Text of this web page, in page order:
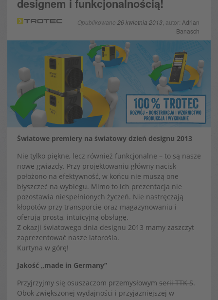
designem i funkcjonalnością!
Opublikowano 26 kwietnia 2013 , autor: Adrian
Banasch
Światowe premiery na światowy dzień designu 2013
Nie tylko piękne, lecz również funkcjonalne – to są nasze
nowe gwiazdy. Przy projektowaniu główny nacisk
położono na efektywność, w końcu nie muszą one
błyszczeć na wybiegu. Mimo to ich prezentacja nie
pozostawia niespełnionych życzeń. Nie nastręczają
kłopotów przy transporcie oraz magazynowaniu i
oferują prostą, intuicyjną obsługę.
Z okazji światowego dnia designu 2013 mamy zaszczyt
zaprezentować nasze latorośla.
Kurtyna w górę!
Jakość „made in Germany”
Przyjrzyjmy się osuszaczom przemysłowym serii TTK S.
Obok zwiększonej wydajności i przyjazniejszej w